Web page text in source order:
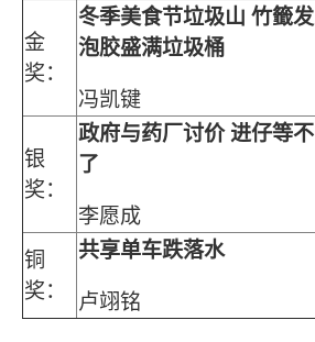
金
奖：
冬季美食节垃圾山 竹籤发
泡胶盛满垃圾桶
冯凯键
银
奖：
政府与药厂讨价 进仔等不
了
李愿成
铜
奖：
共享单车跌落水
卢翊铭